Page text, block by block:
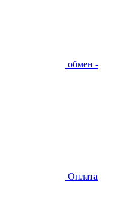
обмен -
Оплата